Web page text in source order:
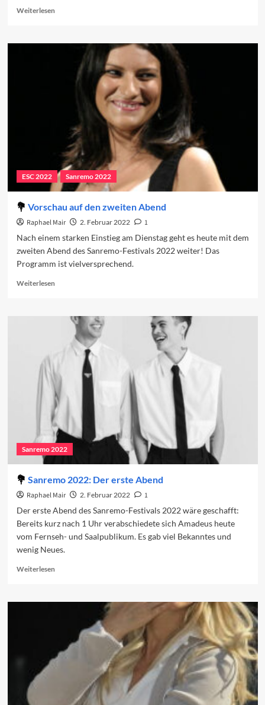
WeiterlesenRead
Vorschau
ESC 2022 Sanremo 2022
Vorschau auf den zweiten Abend
Raphael Mair 2. Februar 2022
1
Nach einem starken Einstieg am Dienstag geht es heute mit dem
zweiten Abend des Sanremo-Festivals 2022 weiter! Das
Programm ist vielversprechend.
WeiterlesenRead
Vorschau
zweiten
Sanremo 2022
Sanremo 2022: Der erste Abend
Raphael Mair 2. Februar 2022
1
Der erste Abend des Sanremo-Festivals 2022 wäre geschafft:
Bereits kurz nach 1 Uhr verabschiedete sich Amadeus heute
vom Fernseh- und Saalpublikum. Es gab viel Bekanntes und
wenig Neues.
WeiterlesenRead
Sanremo
Abend